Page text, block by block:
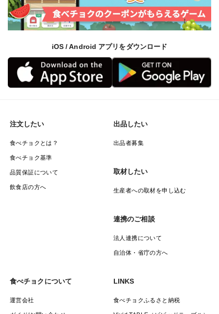
者・品種のご指定はできませんので、あらかじめご了承
ください。
品内容（品種）の変更、またはその両方が発生する場合
や、お届けがキャンセルとなる場合がございます。
（キャンセル時は該当便の代金を返金いたします。対象
となる場合は、事前にご連絡いたします。）
iOS / Android アプリをダウンロード
注文したい
食べチョクとは？
食べチョク基準
品質保証について
飲食店の方へ
出品したい
出品者募集
取材したい
生産者への取材を申し込む
連携のご相談
法人連携について
自治体・省庁の方へ
食べチョクについて
運営会社
LINKS
食べチョクふるさと納税